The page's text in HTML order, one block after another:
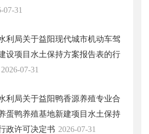
07-31
利局关于益阳现代城市机动车驾
设项目水土保持方案报告表的行
2026-07-31
利局关于益阳鸭香源养殖专业合
蛋鸭养殖基地新建项目水土保持
政许可决定书 2026-07-31